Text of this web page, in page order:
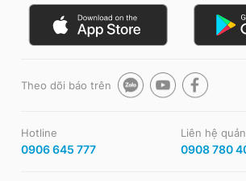
Theo dõi báo trên
Hotline
0906 645 777
Liên hệ
0908 780